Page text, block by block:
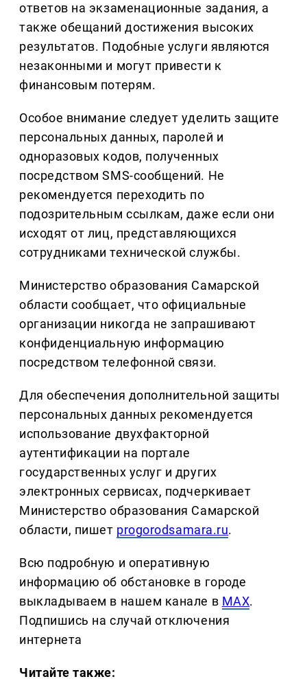
ответов на экзаменационные задания, а
также обещаний достижения высоких
результатов. Подобные услуги являются
незаконными и могут привести к
финансовым потерям.
Особое внимание следует уделить защите
персональных данных, паролей и
одноразовых кодов, полученных
посредством SMS-сообщений. Не
рекомендуется переходить по
подозрительным ссылкам, даже если они
исходят от лиц, представляющихся
сотрудниками технической службы.
Министерство образования Самарской
области сообщает, что официальные
организации никогда не запрашивают
конфиденциальную информацию
посредством телефонной связи.
Для обеспечения дополнительной защиты
персональных данных рекомендуется
использование двухфакторной
аутентификации на портале
государственных услуг и других
электронных сервисах, подчеркивает
Министерство образования Самарской
области, пишет progorodsamara.ru.
Всю подробную и оперативную
информацию об обстановке в городе
выкладываем в нашем канале в MAX.
Подпишись на случай отключения
интернета
Читайте также: